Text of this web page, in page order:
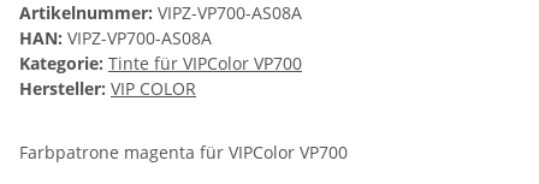
Artikelnummer: VIPZ-VP700-AS08A
HAN: VIPZ-VP700-AS08A
Kategorie: Tinte für VIPColor VP700
Hersteller: VIP COLOR
Farbpatrone magenta für VIPColor VP700